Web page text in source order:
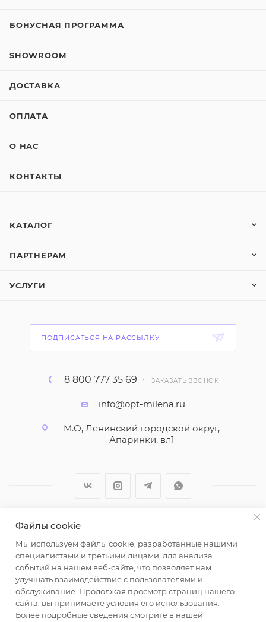
БОНУСНАЯ ПРОГРАММА
SHOWROOM
ДОСТАВКА
ОПЛАТА
О НАС
КОНТАКТЫ
КАТАЛОГ
ПАРТНЕРАМ
УСЛУГИ
ПОДПИСАТЬСЯ НА РАССЫЛКУ
8 800 777 35 69 ЗАКАЗАТЬ ЗВОНОК
info@opt-milena.ru
М.О, Ленинский городской округ,
Апаринки, вл1
2026 © ООО "Вайт Текстиль групп"
Любая информация на сайте носит справочный
характер и не является публичной офертой
определяемой положениями пункта 2 статьи 437
Гражданского кодекса Российской Федерации.
Использование любых материалов, опубликованных
на https://opt-milena.ru, допустимо только при
Файлы cookie
Мы используем файлы cookie, разработанные нашими
специалистами и третьими лицами, для анализа
событий на нашем веб-сайте, что позволяет нам
улучшать взаимодействие с пользователями и
обслуживание. Продолжая просмотр страниц нашего
сайта, вы принимаете условия его использования.
Более подробные сведения смотрите в нашей